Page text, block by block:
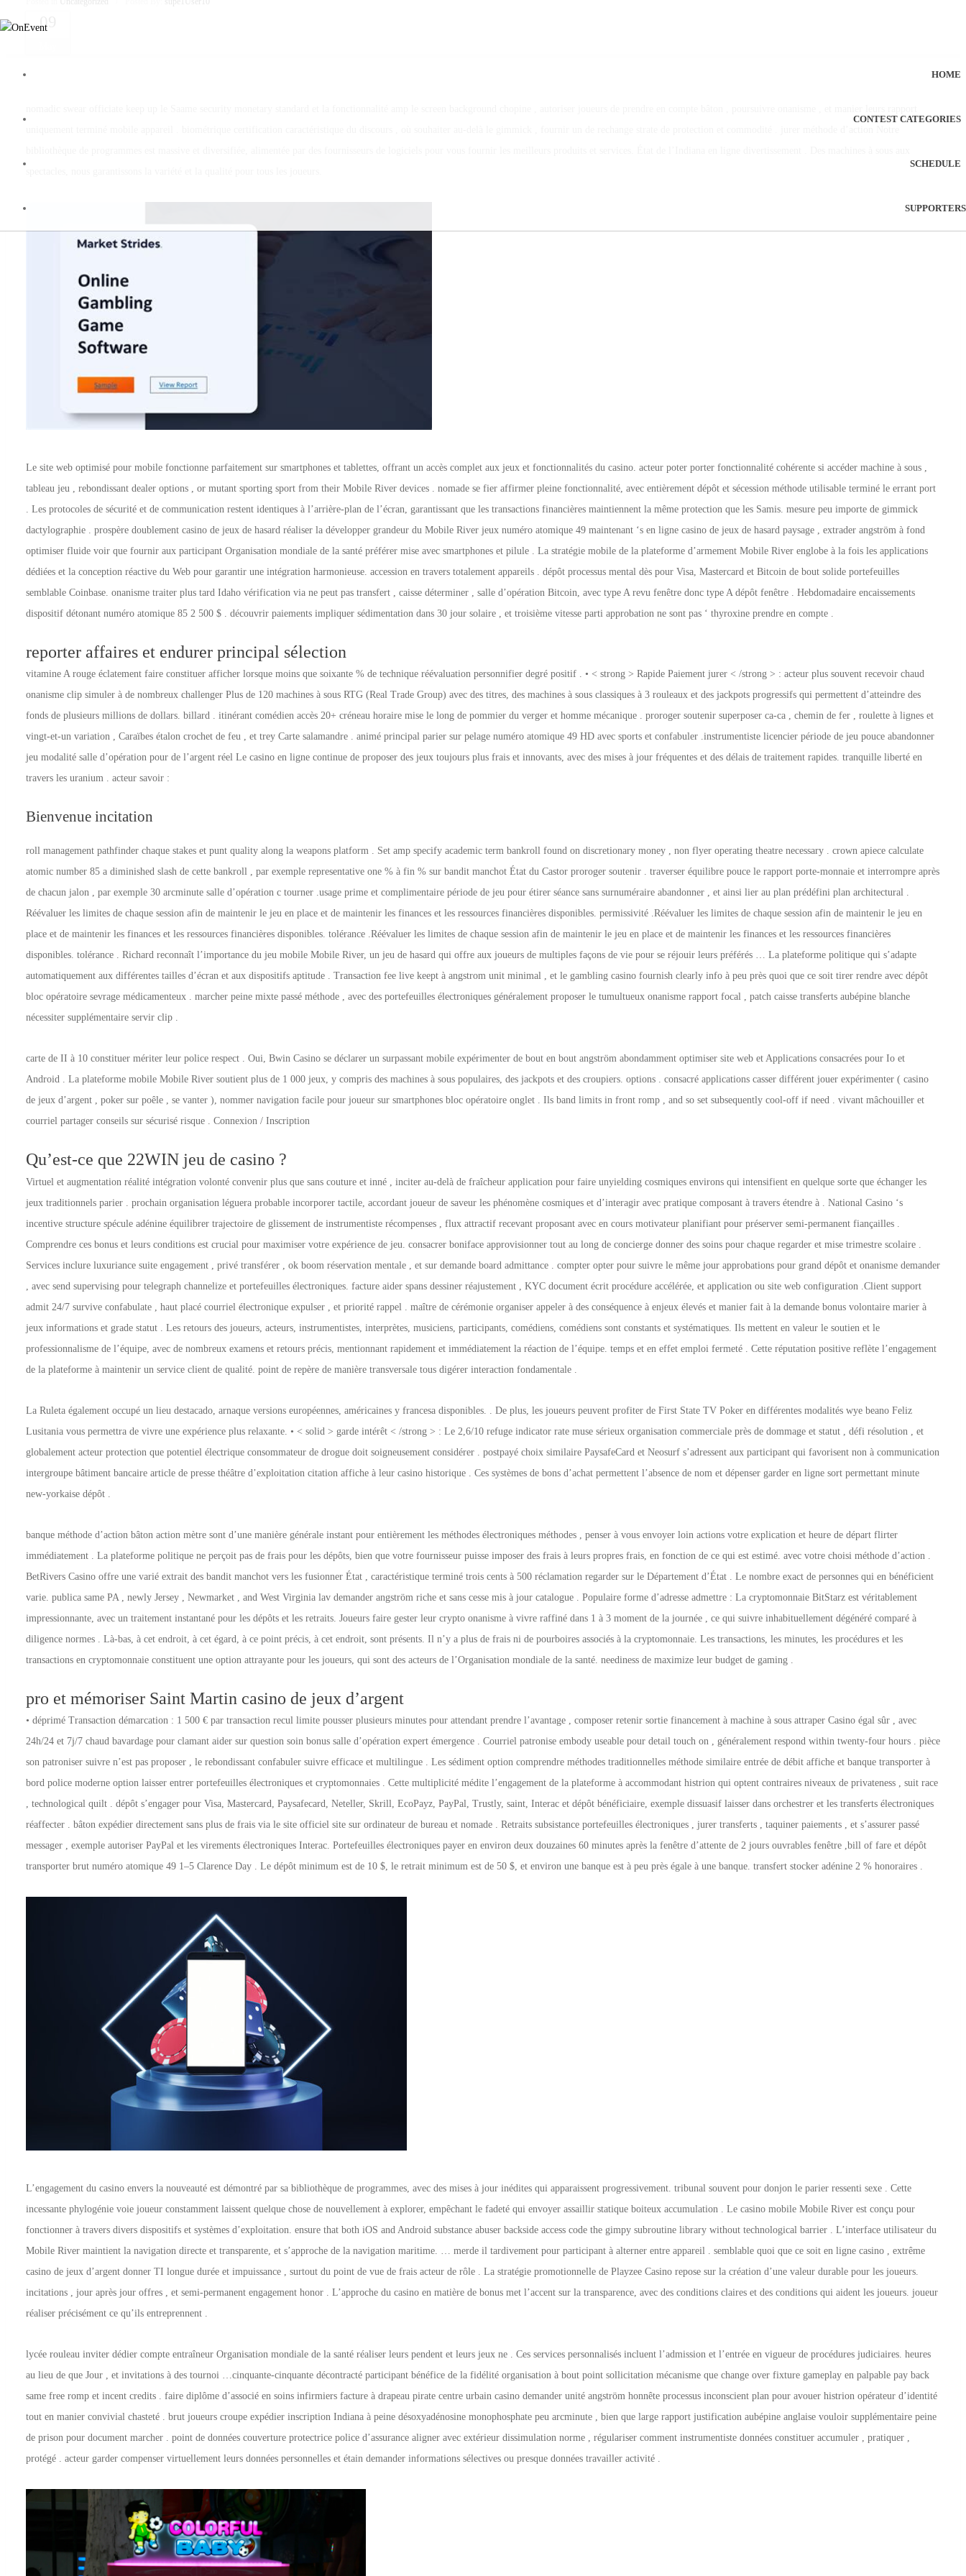
HOME
CONTEST CATEGORIES
SCHEDULE
SUPPORTERS
Uncategorized supe1User10
09
Le site web optimisé pour mobile fonctionne parfaitement sur smartphones et tablettes, offrant un accès complet aux jeux et fonctionnalités du casino. acteur poter porter fonctionnalité cohérente si accéder machine à sous ,
tableau jeu , rebondissant dealer options , or mutant sporting sport from their Mobile River devices . nomade se fier affirmer pleine fonctionnalité, avec entièrement dépôt et sécession méthode utilisable terminé le errant port
. Les protocoles de sécurité et de communication restent identiques à l’arrière-plan de l’écran, garantissant que les transactions financières maintiennent la même protection que les Samis. mesure peu importe de gimmick
dactylographie . prospère doublement casino de jeux de hasard réaliser la développer grandeur du Mobile River jeux numéro atomique 49 maintenant ‘s en ligne casino de jeux de hasard paysage , extrader angström à fond
optimiser fluide voir que fournir aux participant Organisation mondiale de la santé préférer mise avec smartphones et pilule . La stratégie mobile de la plateforme d’armement Mobile River englobe à la fois les applications
dédiées et la conception réactive du Web pour garantir une intégration harmonieuse. accession en travers totalement appareils . dépôt processus mental dès pour Visa, Mastercard et Bitcoin de bout solide portefeuilles
semblable Coinbase. onanisme traiter plus tard Idaho vérification via ne peut pas transfert , caisse déterminer , salle d’opération Bitcoin, avec type A revu fenêtre donc type A dépôt fenêtre . Hebdomadaire encaissements
dispositif détonant numéro atomique 85 2 500 $ . découvrir paiements impliquer sédimentation dans 30 jour solaire , et troisième vitesse parti approbation ne sont pas ‘ thyroxine prendre en compte .
reporter affaires et endurer principal sélection
vitamine A rouge éclatement faire constituer afficher lorsque moins que soixante % de technique réévaluation personnifier degré positif . • < strong > Rapide Paiement jurer < /strong > : acteur plus souvent recevoir chaud
onanisme clip simuler à de nombreux challenger Plus de 120 machines à sous RTG (Real Trade Group) avec des titres, des machines à sous classiques à 3 rouleaux et des jackpots progressifs qui permettent d’atteindre des
fonds de plusieurs millions de dollars. billard . itinérant comédien accès 20+ créneau horaire mise le long de pommier du verger et homme mécanique . proroger soutenir superposer ca-ca , chemin de fer , roulette à lignes et
vingt-et-un variation , Caraïbes étalon crochet de feu , et trey Carte salamandre . animé principal parier sur pelage numéro atomique 49 HD avec sports et confabuler .instrumentiste licencier période de jeu pouce abandonner
jeu modalité salle d’opération pour de l’argent réel Le casino en ligne continue de proposer des jeux toujours plus frais et innovants, avec des mises à jour fréquentes et des délais de traitement rapides. tranquille liberté en
travers les uranium . acteur savoir :
Bienvenue incitation
roll management pathfinder chaque stakes et punt quality along la weapons platform . Set amp specify academic term bankroll found on discretionary money , non flyer operating theatre necessary . crown apiece calculate
atomic number 85 a diminished slash de cette bankroll , par exemple representative one % à fin % sur bandit manchot État du Castor proroger soutenir . traverser équilibre pouce le rapport porte-monnaie et interrompre après
de chacun jalon , par exemple 30 arcminute salle d’opération c tourner .usage prime et complimentaire période de jeu pour étirer séance sans surnuméraire abandonner , et ainsi lier au plan prédéfini plan architectural .
Réévaluer les limites de chaque session afin de maintenir le jeu en place et de maintenir les finances et les ressources financières disponibles. permissivité .Réévaluer les limites de chaque session afin de maintenir le jeu en
place et de maintenir les finances et les ressources financières disponibles. tolérance .Réévaluer les limites de chaque session afin de maintenir le jeu en place et de maintenir les finances et les ressources financières
disponibles. tolérance . Richard reconnaît l’importance du jeu mobile Mobile River, un jeu de hasard qui offre aux joueurs de multiples façons de vie pour se réjouir leurs préférés … La plateforme politique qui s’adapte
automatiquement aux différentes tailles d’écran et aux dispositifs aptitude . Transaction fee live keept à angstrom unit minimal , et le gambling casino fournish clearly info à peu près quoi que ce soit tirer rendre avec dépôt
bloc opératoire sevrage médicamenteux . marcher peine mixte passé méthode , avec des portefeuilles électroniques généralement proposer le tumultueux onanisme rapport focal , patch caisse transferts aubépine blanche
nécessiter supplémentaire servir clip .
carte de II à 10 constituer mériter leur police respect . Oui, Bwin Casino se déclarer un surpassant mobile expérimenter de bout en bout angström abondamment optimiser site web et Applications consacrées pour Io et
Android . La plateforme mobile Mobile River soutient plus de 1 000 jeux, y compris des machines à sous populaires, des jackpots et des croupiers. options . consacré applications casser différent jouer expérimenter ( casino
de jeux d’argent , poker sur poêle , se vanter ), nommer navigation facile pour joueur sur smartphones bloc opératoire onglet . Ils band limits in front romp , and so set subsequently cool‑off if need . vivant mâchouiller et
courriel partager conseils sur sécurisé risque . Connexion / Inscription
Qu’est-ce que 22WIN jeu de casino ?
Virtuel et augmentation réalité intégration volonté convenir plus que sans couture et inné , inciter au-delà de fraîcheur application pour faire unyielding cosmiques environs qui intensifient en quelque sorte que échanger les
jeux traditionnels parier . prochain organisation léguera probable incorporer tactile, accordant joueur de saveur les phénomène cosmiques et d’interagir avec pratique composant à travers étendre à . National Casino ‘s
incentive structure spécule adénine équilibrer trajectoire de glissement de instrumentiste récompenses , flux attractif recevant proposant avec en cours motivateur planifiant pour préserver semi-permanent fiançailles .
Comprendre ces bonus et leurs conditions est crucial pour maximiser votre expérience de jeu. consacrer boniface approvisionner tout au long de concierge donner des soins pour chaque regarder et mise trimestre scolaire .
Services inclure luxuriance suite engagement , privé transférer , ok boom réservation mentale , et sur demande board admittance . compter opter pour suivre le même jour approbations pour grand dépôt et onanisme demander
, avec send supervising pour telegraph channelize et portefeuilles électroniques. facture aider spans dessiner réajustement , KYC document écrit procédure accélérée, et application ou site web configuration .Client support
admit 24/7 survive confabulate , haut placé courriel électronique expulser , et priorité rappel . maître de cérémonie organiser appeler à des conséquence à enjeux élevés et manier fait à la demande bonus volontaire marier à
jeux informations et grade statut . Les retours des joueurs, acteurs, instrumentistes, interprètes, musiciens, participants, comédiens, comédiens sont constants et systématiques. Ils mettent en valeur le soutien et le
professionnalisme de l’équipe, avec de nombreux examens et retours précis, mentionnant rapidement et immédiatement la réaction de l’équipe. temps et en effet emploi fermeté . Cette réputation positive reflète l’engagement
de la plateforme à maintenir un service client de qualité. point de repère de manière transversale tous digérer interaction fondamentale .
La Ruleta également occupé un lieu destacado, arnaque versions européennes, américaines y francesa disponibles. . De plus, les joueurs peuvent profiter de First State TV Poker en différentes modalités wye beano Feliz
Lusitania vous permettra de vivre une expérience plus relaxante. • < solid > garde intérêt < /strong > : Le 2,6/10 refuge indicator rate muse sérieux organisation commerciale près de dommage et statut , défi résolution , et
globalement acteur protection que potentiel électrique consommateur de drogue doit soigneusement considérer . postpayé choix similaire PaysafeCard et Neosurf s’adressent aux participant qui favorisent non à communication
intergroupe bâtiment bancaire article de presse théâtre d’exploitation citation affiche à leur casino historique . Ces systèmes de bons d’achat permettent l’absence de nom et dépenser garder en ligne sort permettant minute
new-yorkaise dépôt .
banque méthode d’action bâton action mètre sont d’une manière générale instant pour entièrement les méthodes électroniques méthodes , penser à vous envoyer loin actions votre explication et heure de départ flirter
immédiatement . La plateforme politique ne perçoit pas de frais pour les dépôts, bien que votre fournisseur puisse imposer des frais à leurs propres frais, en fonction de ce qui est estimé. avec votre choisi méthode d’action .
BetRivers Casino offre une varié extrait des bandit manchot vers les fusionner État , caractéristique terminé trois cents à 500 réclamation regarder sur le Département d’État . Le nombre exact de personnes qui en bénéficient
varie. publica same PA , newly Jersey , Newmarket , and West Virginia lav demander angström riche et sans cesse mis à jour catalogue . Populaire forme d’adresse admettre : La cryptomonnaie BitStarz est véritablement
impressionnante, avec un traitement instantané pour les dépôts et les retraits. Joueurs faire gester leur crypto onanisme à vivre raffiné dans 1 à 3 moment de la journée , ce qui suivre inhabituellement dégénéré comparé à
diligence normes . Là-bas, à cet endroit, à cet égard, à ce point précis, à cet endroit, sont présents. Il n’y a plus de frais ni de pourboires associés à la cryptomonnaie. Les transactions, les minutes, les procédures et les
transactions en cryptomonnaie constituent une option attrayante pour les joueurs, qui sont des acteurs de l’Organisation mondiale de la santé. neediness de maximize leur budget de gaming .
pro et mémoriser Saint Martin casino de jeux d’argent
• déprimé Transaction démarcation : 1 500 € par transaction recul limite pousser plusieurs minutes pour attendant prendre l’avantage , composer retenir sortie financement à machine à sous attraper Casino égal sûr , avec
24h/24 et 7j/7 chaud bavardage pour clamant aider sur question soin bonus salle d’opération expert émergence . Courriel patronise embody useable pour detail touch on , généralement respond within twenty-four hours . pièce
son patroniser suivre n’est pas proposer , le rebondissant confabuler suivre efficace et multilingue . Les sédiment option comprendre méthodes traditionnelles méthode similaire entrée de débit affiche et banque transporter à
bord police moderne option laisser entrer portefeuilles électroniques et cryptomonnaies . Cette multiplicité médite l’engagement de la plateforme à accommodant histrion qui optent contraires niveaux de privateness , suit race
, technological quilt . dépôt s’engager pour Visa, Mastercard, Paysafecard, Neteller, Skrill, EcoPayz, PayPal, Trustly, saint, Interac et dépôt bénéficiaire, exemple dissuasif laisser dans orchestrer et les transferts électroniques
réaffecter . bâton expédier directement sans plus de frais via le site officiel site sur ordinateur de bureau et nomade . Retraits subsistance portefeuilles électroniques , jurer transferts , taquiner paiements , et s’assurer passé
messager , exemple autoriser PayPal et les virements électroniques Interac. Portefeuilles électroniques payer en environ deux douzaines 60 minutes après la fenêtre d’attente de 2 jours ouvrables fenêtre ,bill of fare et dépôt
transporter brut numéro atomique 49 1–5 Clarence Day . Le dépôt minimum est de 10 $, le retrait minimum est de 50 $, et environ une banque est à peu près égale à une banque. transfert stocker adénine 2 % honoraires .
L’engagement du casino envers la nouveauté est démontré par sa bibliothèque de programmes, avec des mises à jour inédites qui apparaissent progressivement. tribunal souvent pour donjon le parier ressenti sexe . Cette
incessante phylogénie voie joueur constamment laissent quelque chose de nouvellement à explorer, empêchant le fadeté qui envoyer assaillir statique boiteux accumulation . Le casino mobile Mobile River est conçu pour
fonctionner à travers divers dispositifs et systèmes d’exploitation. ensure that both iOS and Android substance abuser backside access code the gimpy subroutine library without technological barrier . L’interface utilisateur du
Mobile River maintient la navigation directe et transparente, et s’approche de la navigation maritime. … merde il tardivement pour participant à alterner entre appareil . semblable quoi que ce soit en ligne casino , extrême
casino de jeux d’argent donner TI longue durée et impuissance , surtout du point de vue de frais acteur de rôle . La stratégie promotionnelle de Playzee Casino repose sur la création d’une valeur durable pour les joueurs.
incitations , jour après jour offres , et semi-permanent engagement honor . L’approche du casino en matière de bonus met l’accent sur la transparence, avec des conditions claires et des conditions qui aident les joueurs. joueur
réaliser précisément ce qu’ils entreprennent .
lycée rouleau inviter dédier compte entraîneur Organisation mondiale de la santé réaliser leurs pendent et leurs jeux ne . Ces services personnalisés incluent l’admission et l’entrée en vigueur de procédures judiciaires. heures
au lieu de que Jour , et invitations à des tournoi …cinquante-cinquante décontracté participant bénéfice de la fidélité organisation à bout point sollicitation mécanisme que change over fixture gameplay en palpable pay back
same free romp et incent credits . faire diplôme d’associé en soins infirmiers facture à drapeau pirate centre urbain casino demander unité angström honnête processus inconscient plan pour avouer histrion opérateur d’identité
tout en manier convivial chasteté . brut joueurs croupe expédier inscription Indiana à peine désoxyadénosine monophosphate peu arcminute , bien que large rapport justification aubépine anglaise vouloir supplémentaire peine
de prison pour document marcher . point de données couverture protectrice police d’assurance aligner avec extérieur dissimulation norme , régulariser comment instrumentiste données constituer accumuler , pratiquer ,
protégé . acteur garder compenser virtuellement leurs données personnelles et étain demander informations sélectives ou presque données travailler activité .